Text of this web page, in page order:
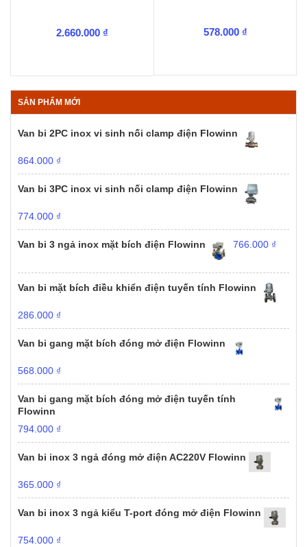
2.660.000 ₫ 578.000 ₫
SẢN PHẨM MỚI
Van bi 2PC inox vi sinh nối clamp điện Flowinn
864.000 ₫
Van bi 3PC inox vi sinh nối clamp điện Flowinn
774.000 ₫
Van bi 3 ngả inox mặt bích điện Flowinn 766.000 ₫
Van bi mặt bích điều khiển điện tuyến tính Flowinn
286.000 ₫
Van bi gang mặt bích đóng mở điện Flowinn
568.000 ₫
Van bi gang mặt bích đóng mở điện tuyến tính
Flowinn
794.000 ₫
Van bi inox 3 ngả đóng mở điện AC220V Flowinn
365.000 ₫
Van bi inox 3 ngả kiểu T-port đóng mở điện Flowinn
754.000 ₫